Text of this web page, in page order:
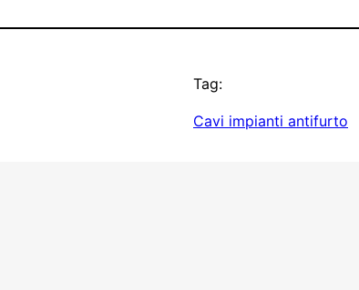
Tag:
Cavi impianti antifurto